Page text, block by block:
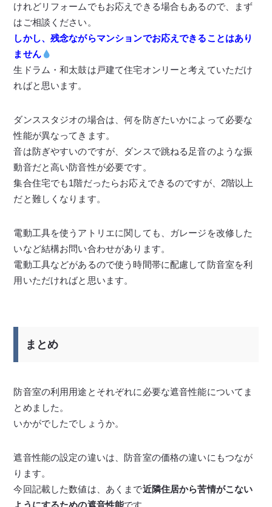
けれどリフォームでもお応えできる場合もあるので、まず
はご相談ください。
しかし、残念ながらマンションでお応えできることはあり
ません
生ドラム・和太鼓は戸建て住宅オンリーと考えていただけ
ればと思います。
ダンススタジオの場合は、何を防ぎたいかによって必要な
性能が異なってきます。
音は防ぎやすいのですが、ダンスで跳ねる足音のような振
動音だと高い防音性が必要です。
集合住宅でも1階だったらお応えできるのですが、2階以上
だと難しくなります。
電動工具を使うアトリエに関しても、ガレージを改修した
いなど結構お問い合わせがあります。
電動工具などがあるので使う時間帯に配慮して防音室を利
用いただければと思います。
まとめ
防音室の利用用途とそれぞれに必要な遮音性能についてま
とめました。
いかがでしたでしょうか。
遮音性能の設定の違いは、防音室の価格の違いにもつなが
ります。
今回記載した数値は、あくまで近隣住居から苦情がこない